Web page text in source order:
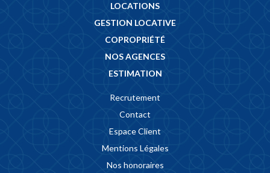
LOCATIONS
GESTION LOCATIVE
COPROPRIÉTÉ
NOS AGENCES
ESTIMATION
Recrutement
Contact
Espace Client
Mentions Légales
Nos honoraires